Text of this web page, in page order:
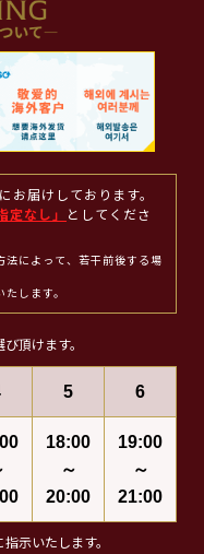
お届けしております。
定なし」
としてくださ
によって、若干前後する場
します。
頂けます。
5 6
18:00
～
20:00
19:00
～
21:00
示いたします。